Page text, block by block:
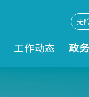
无
工作动态 政